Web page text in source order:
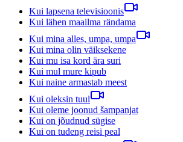
Kui lapsena televisioonis
Kui lähen maailma rändama
Kui mina alles, umpa, umpa
Kui mina olin väiksekene
Kui mu isa kord ära suri
Kui mul mure kipub
Kui naine armastab meest
Kui oleksin tuul
Kui oleme joonud šampanjat
Kui on jõudnud sügise
Kui on tudeng reisi peal